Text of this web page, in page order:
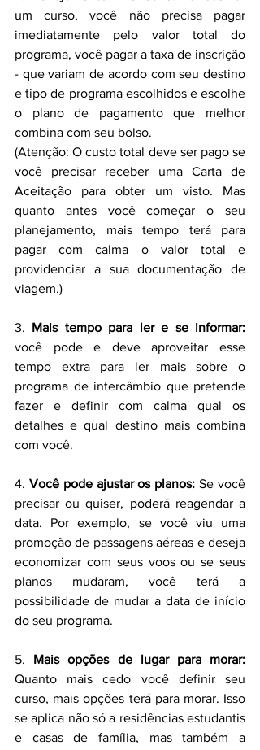
um curso, você não precisa pagar
imediatamente pelo valor total do
programa, você pagar a taxa de inscrição
- que variam de acordo com seu destino
e tipo de programa escolhidos e escolhe
o plano de pagamento que melhor
combina com seu bolso.
(Atenção: O custo total deve ser pago se
você precisar receber uma Carta de
Aceitação para obter um visto. Mas
quanto antes você começar o seu
planejamento, mais tempo terá para
pagar com calma o valor total e
providenciar a sua documentação de
viagem.)
3. Mais tempo para ler e se informar:
você pode e deve aproveitar esse
tempo extra para ler mais sobre o
programa de intercâmbio que pretende
fazer e definir com calma qual os
detalhes e qual destino mais combina
com você.
4. Você pode ajustar os planos: Se você
precisar ou quiser, poderá reagendar a
data. Por exemplo, se você viu uma
promoção de passagens aéreas e deseja
economizar com seus voos ou se seus
planos mudaram, você terá a
possibilidade de mudar a data de início
do seu programa.
5.
Quanto mais cedo você definir seu
curso, mais opções terá para morar. Isso
se aplica não só a residências estudantis
e casas de família, mas também a